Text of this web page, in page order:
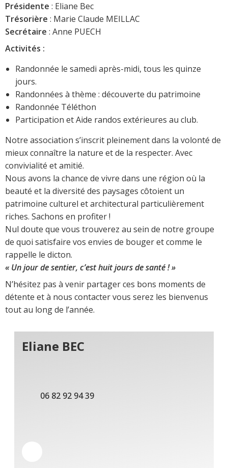
Présidente : Eliane Bec
Trésorière : Marie Claude MEILLAC
Secrétaire : Anne PUECH
Activités :
Randonnée le samedi après-midi, tous les quinze
jours.
Randonnées à thème : découverte du patrimoine
Randonnée Téléthon
Participation et Aide randos extérieures au club.
Notre association s’inscrit pleinement dans la volonté de
mieux connaître la nature et de la respecter. Avec
convivialité et amitié.
Nous avons la chance de vivre dans une région où la
beauté et la diversité des paysages côtoient un
patrimoine culturel et architectural particulièrement
riches. Sachons en profiter !
Nul doute que vous trouverez au sein de notre groupe
de quoi satisfaire vos envies de bouger et comme le
rappelle le dicton.
« Un jour de sentier, c’est huit jours de santé ! »
N’hésitez pas à venir partager ces bons moments de
détente et à nous contacter vous serez les bienvenus
tout au long de l’année.
Eliane BEC
06 82 92 94 39